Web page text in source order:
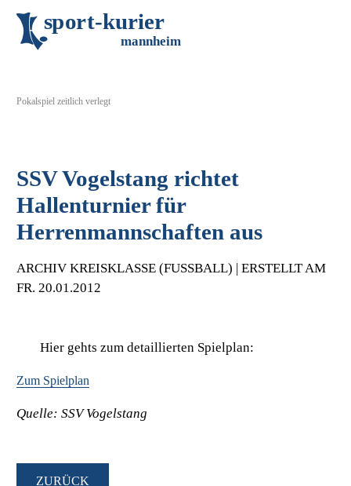
sport-kurier
mannheim
Pokalspiel zeitlich verlegt
SSV Vogelstang richtet
Hallenturnier für
Herrenmannschaften aus
ARCHIV KREISKLASSE (FUSSBALL) | ERSTELLT AM F
R. 20.01.2012
Hier gehts zum detaillierten Spielplan:
Zum Spielplan
Quelle: SSV Vogelstang
ZURÜCK